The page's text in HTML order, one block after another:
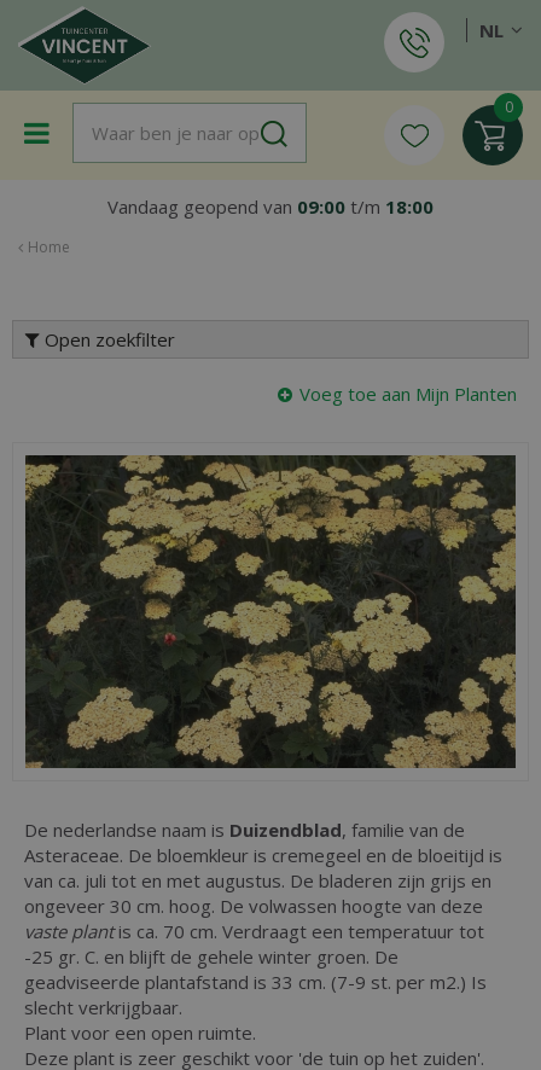
a
Home
Vandaag geopend van 09:00 t/m 18:00
NL
Open zoekfilter
Voeg toe aan Mijn Planten
De nederlandse naam is Duizendblad, familie van de
Asteraceae. De bloemkleur is cremegeel en de bloeitijd is
van ca. juli tot en met augustus. De bladeren zijn grijs en
ongeveer 30 cm. hoog. De volwassen hoogte van deze
vaste plantis ca. 70 cm. Verdraagt een temperatuur tot
-25 gr. C. en blijft de gehele winter groen. De
geadviseerde plantafstand is 33 cm. (7-9 st. per m2.) Is
slecht verkrijgbaar.
Plant voor een open ruimte.
Deze plant is zeer geschikt voor 'de tuin op het zuiden'.